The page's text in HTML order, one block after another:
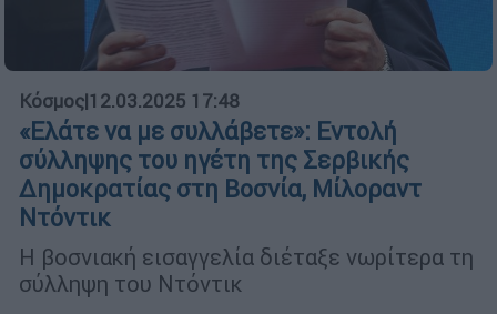
Κόσμος|12.03.2025 17:48
«Ελάτε να με συλλάβετε»: Εντολή
σύλληψης του ηγέτη της Σερβικής
Δημοκρατίας στη Βοσνία, Μίλοραντ
Ντόντικ
Η βοσνιακή εισαγγελία διέταξε νωρίτερα τη
σύλληψη του Ντόντικ